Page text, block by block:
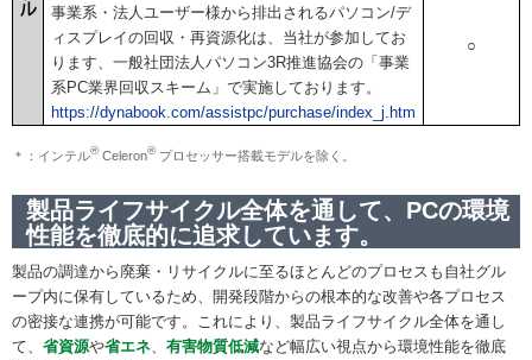
事業系・法人ユーザー様から排出されるパソコン/デ
ィスプレイの回収・再資源化は、当社が参加してお
ります、一般社団法人パソコン3R推進協会の「事業
系PC業界回収スキーム」で実施しております。
https://dynabook.com/assistpc/purchase/index_j.htm
○
＊：インテル®Celeron®プロセッサー搭載モデルを除く。
製品ライフサイクル全体を通して、PCの環境
性能を徹底的に追求しています。
製品の調達から廃棄・リサイクルに至るほとんどのプロセスも自社グル
ープ内に保有しているため、開発段階からの根本的な改善や各プロセス
の密接な連携が可能です。これにより、製品ライフサイクル全体を通し
て、 省資源や省エネ、 有害物質低減など幅広い視点から環境性能を徹底